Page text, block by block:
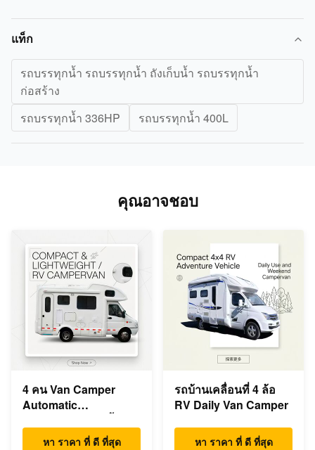
แท็ก
รถบรรทุกน้ำ รถบรรทุกน้ำ ถังเก็บน้ำ รถบรรทุกน้ำ
ก่อสร้าง
รถบรรทุกน้ำ 336HP
รถบรรทุกน้ำ 400L
คุณอาจชอบ
4 คน Van Camper
Automatic
หนักเบา
หา ราคา ที่ ดี ที่สุด
รถบ้านเคลื่อนที่ 4 ล้อ
RV Daily Van Camper
หา ราคา ที่ ดี ที่สุด